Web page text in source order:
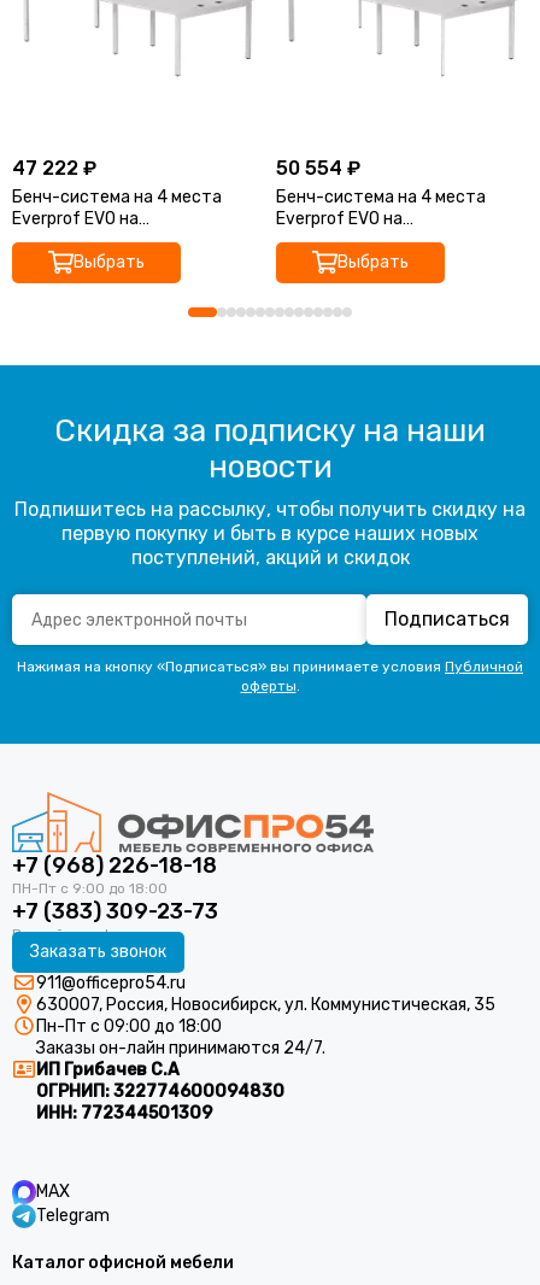
47 222 ₽
Бенч-система на 4 места
Everprof EVO на
металлокаркасе
2360х670(1370)x755
Выбрать
50 554 ₽
Бенч-система на 4 места
Everprof EVO на
металлокаркасе
2360х670(1370)x755 опоры
45гр
Выбрать
Скидка за подписку на наши
новости
Подпишитесь на рассылку, чтобы получить скидку на
первую покупку и быть в курсе наших новых
поступлений, акций и скидок
Подписаться
Нажимая на кнопку «Подписаться» вы принимаете условия Публичной
оферты.
+7 (968) 226-18-18
+7 (383) 309-23-73
Заказать звонок
911@officepro54.ru
630007, Россия, Новосибирск, ул. Коммунистическая, 35
Пн-Пт с 09:00 до 18:00
Заказы он-лайн принимаются 24/7.
ИП Грибачев С.А
ОГРНИП:322774600094830
ИНН: 772344501309
MAX
Telegram
Каталог офисной мебели